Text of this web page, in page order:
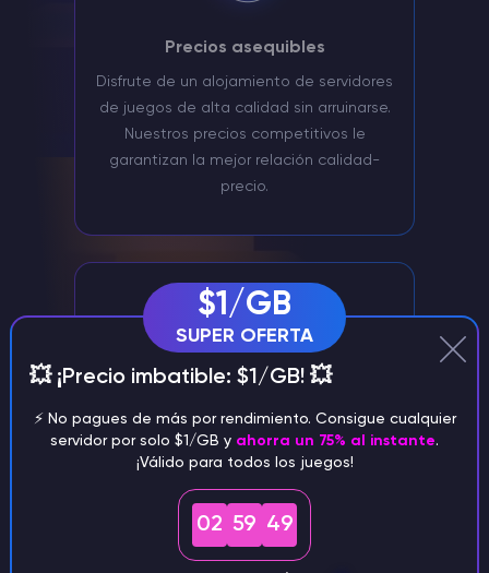
Precios asequibles
Disfrute de un alojamiento de servidores
de juegos de alta calidad sin arruinarse.
Nuestros precios competitivos le
garantizan la mejor relación calidad-
precio.
Gestión de servidores mediante
Discord
Gestione cómodamente su Core Keeper
Servidor a través de nuestro bot Discord
$1/GB
SUPER OFERTA
💥 ¡Precio imbatible: $1/GB! 💥
⚡️ No pagues de más por rendimiento. Consigue cualquier
servidor por solo $1/GB y ahorra un 75% al instante.
¡Válido para todos los juegos!
02 59 48